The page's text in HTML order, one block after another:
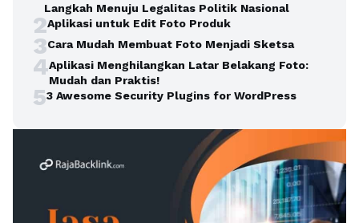
Langkah Menuju Legalitas Politik Nasional
2Aplikasi untuk Edit Foto Produk
3Cara Mudah Membuat Foto Menjadi Sketsa
4Aplikasi Menghilangkan Latar Belakang Foto:
Mudah dan Praktis!
53 Awesome Security Plugins for WordPress